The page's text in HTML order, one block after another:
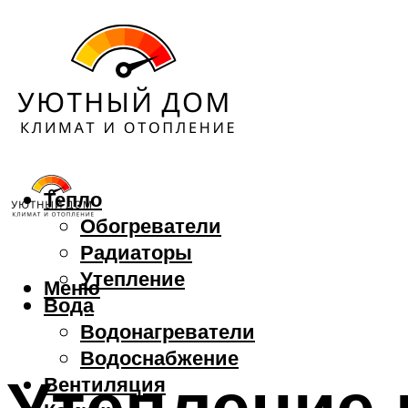
Тепло
Обогреватели
Радиаторы
Утепление
Вода
Водонагреватели
Водоснабжение
Вентиляция
Меню